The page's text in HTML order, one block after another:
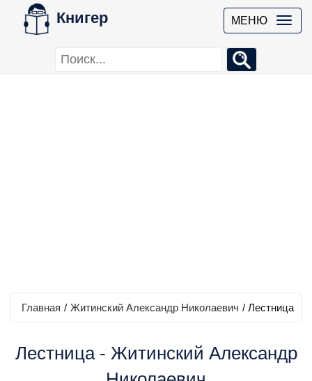
Книгер МЕНЮ
Главная / Житинский Александр Николаевич / Лестница
Лестница - Житинский Александр